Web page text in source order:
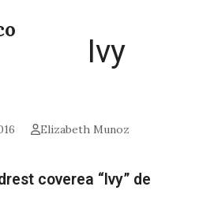
Ivy
Elizabeth Munoz
coverea “Ivy” de